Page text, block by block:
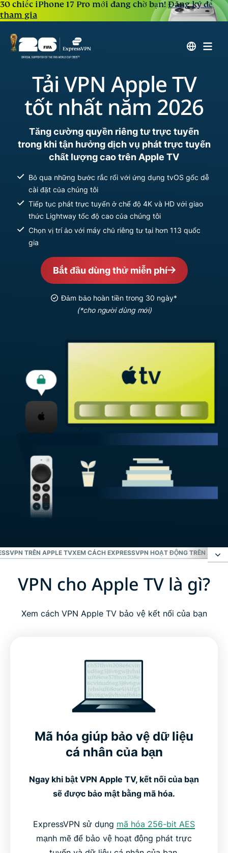
30 chiếc iPhone 17 Pro mới đang chờ bạn!Đăng ký để
tham gia
Tải VPN Apple TV
tốt nhất năm 2026
Tăng cường quyền riêng tư trực tuyến
trong khi tận hưởng dịch vụ phát trực tuyến
chất lượng cao trên Apple TV
Bỏ qua những bước rắc rối với ứng dụng tvOS gốc dễ
cài đặt của chúng tôi
Tiếp tục phát trực tuyến ở chế độ 4K và HD với giao
thức Lightway tốc độ cao của chúng tôi
Chọn vị trí ảo với máy chủ riêng tư tại hơn 113 quốc
gia
Bắt đầu dùng thử miễn phí
Đảm bảo hoàn tiền trong 30 ngày*
(*cho người dùng mới)
TRÊN APPLE TVXEM CÁCH EXPRESSVPN HOẠT ĐỘNG TRÊN
VPN cho Apple TV là gì?
Tại sao nên sử dụng VPN với Apple TV?
Các tính năng nâng cao cho hiệu suất tối ưu
Cách thiết lập ExpressVPN trên Apple TV
Xem cách ExpressVPN hoạt động trên Apple TV
VPN miễn phí so với VPN cao cấp cho Apple TV
Mọi người nói gì về ExpressVPN
VPN cho Apple TV là gì?
Xem cách VPN Apple TV bảo vệ kết nối của bạn
Mã hóa giúp bảo vệ dữ liệu
cá nhân của bạn
Ngay khi bật VPN Apple TV, kết nối của bạn
sẽ được bảo mật bằng mã hóa.
ExpressVPN sử dụng mã hóa 256-bit AES
mạnh mẽ để bảo vệ hoạt động phát trực